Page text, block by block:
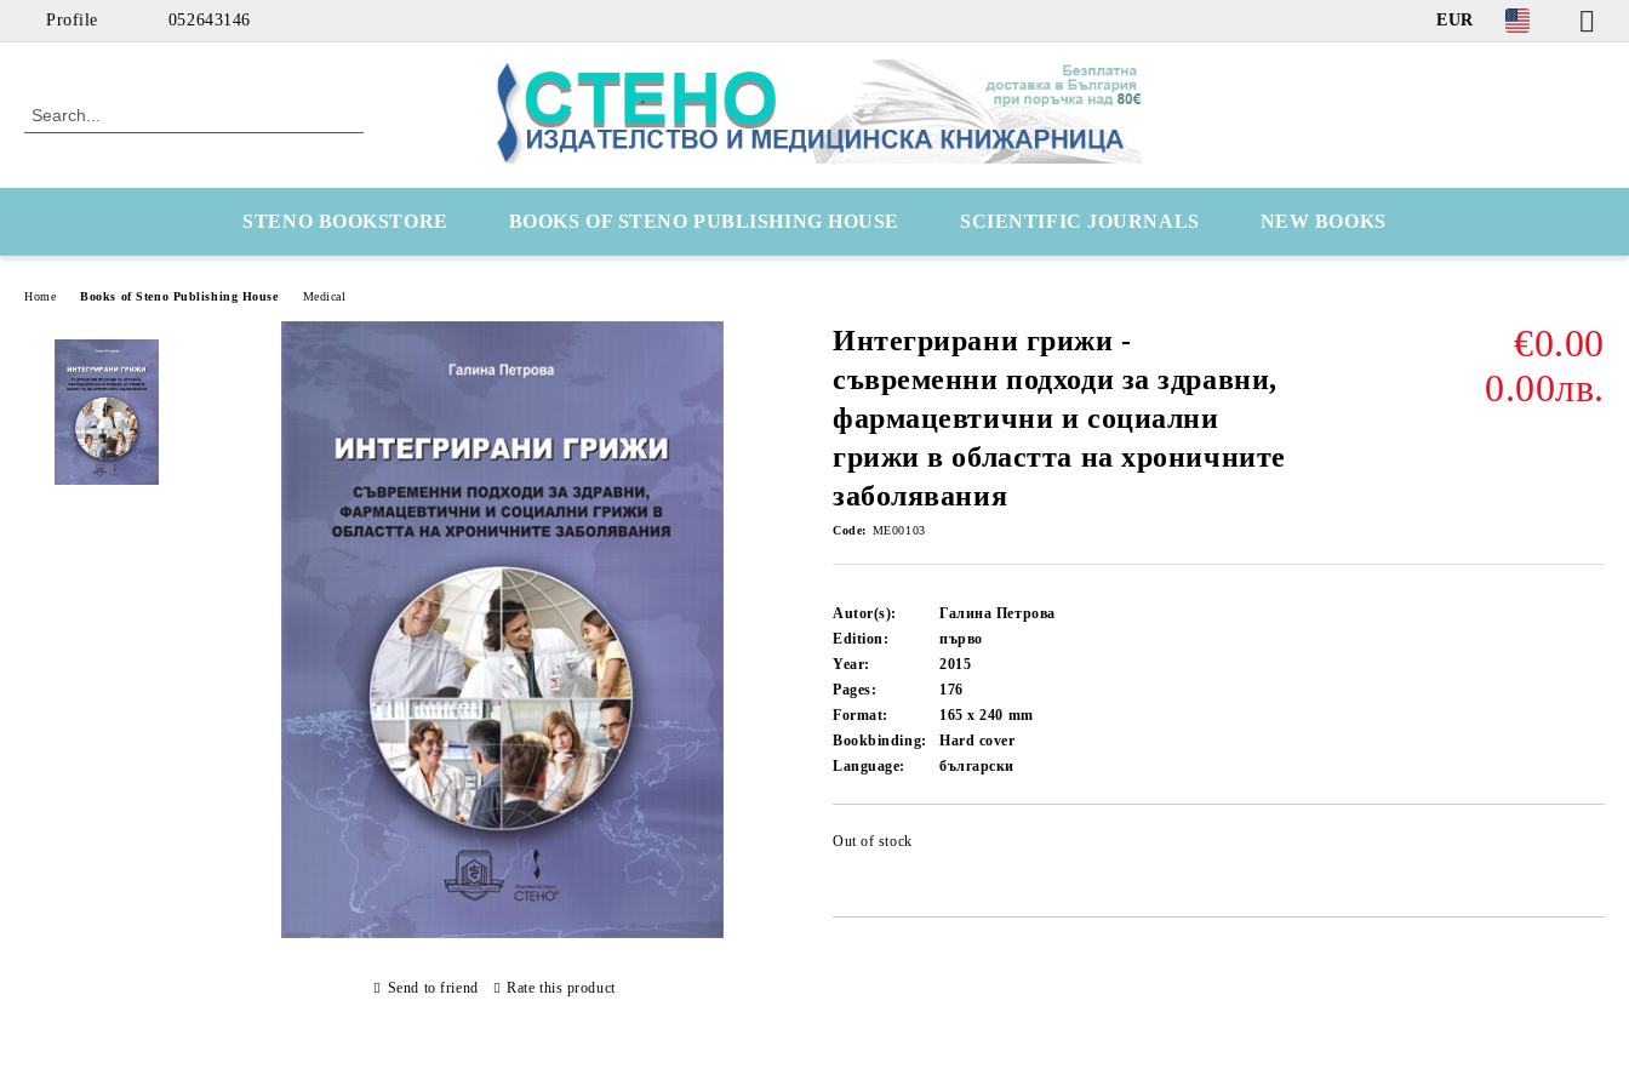
Profile 052643146 EUR
STENO BOOKSTORE BOOKS OF STENO PUBLISHING HOUSE SCIENTIFIC JOURNALS NEW BOOKS
Home Books of Steno Publishing House Medical
Интегрирани грижи -
съвременни подходи за здравни,
фармацевтични и социални
грижи в областта на хроничните
заболявания
€0.00
0.00лв.
Code: ME00103
Autor(s):
Галина Петрова
Edition:
първо
Year:
2015
Pages:
176
Format:
165 x 240 mm
Bookbinding:
Hard cover
Language:
български
Out of stock
Send to friend Rate this product